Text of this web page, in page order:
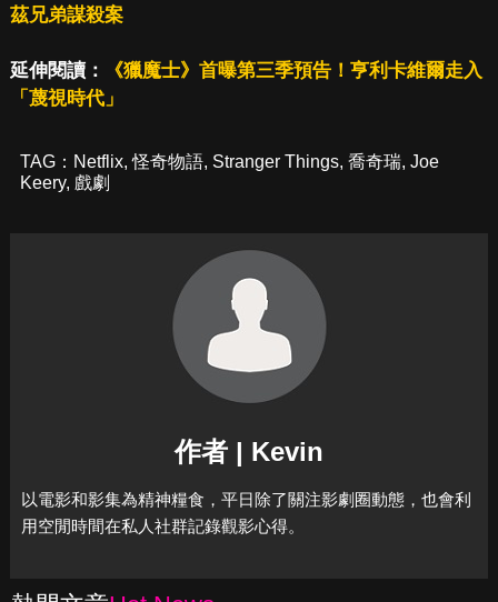
茲兄弟謀殺案
延伸閱讀：
《獵魔士》首曝第三季預告！亨利卡維爾走入
「蔑視時代」
TAG： Netflix,怪奇物語, Stranger Things, 喬奇瑞, Joe
Keery, 戲劇
作者 | Kevin
以電影和影集為精神糧食，平日除了關注影劇圈動態，也會利
用空閒時間在私人社群記錄觀影心得。